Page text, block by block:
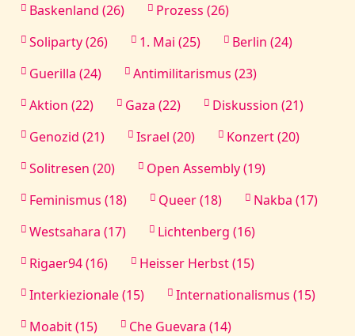
Baskenland (26)
Prozess (26)
Soliparty (26)
1. Mai (25)
Berlin (24)
Guerilla (24)
Antimilitarismus (23)
Aktion (22)
Gaza (22)
Diskussion (21)
Genozid (21)
Israel (20)
Konzert (20)
Solitresen (20)
Open Assembly (19)
Feminismus (18)
Queer (18)
Nakba (17)
Westsahara (17)
Lichtenberg (16)
Rigaer94 (16)
Heisser Herbst (15)
Interkiezionale (15)
Internationalismus (15)
Moabit (15)
Che Guevara (14)